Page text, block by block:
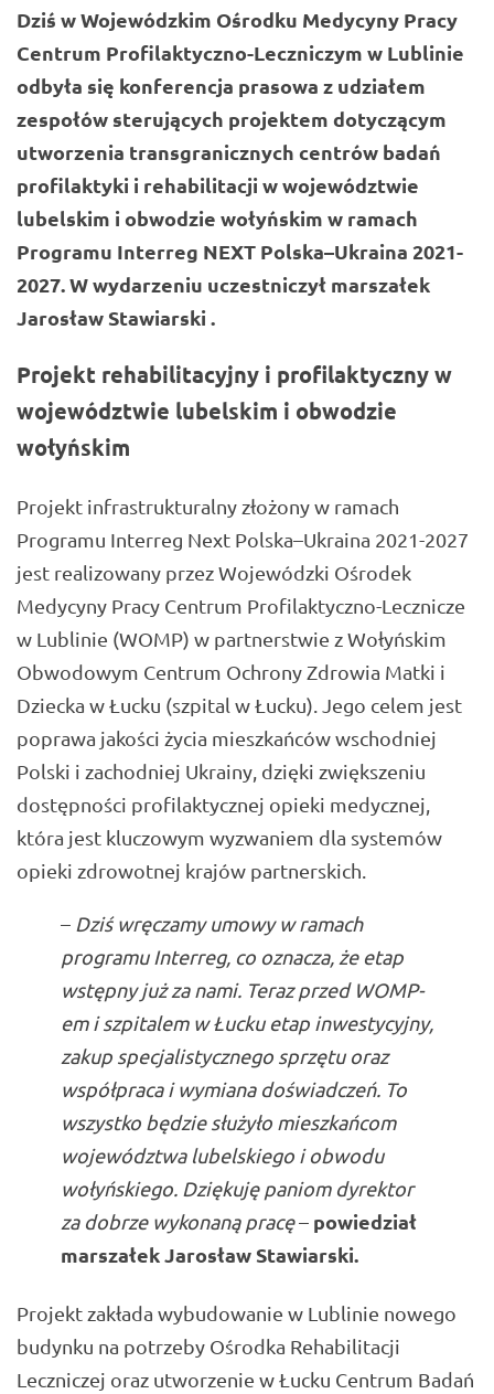
Dziś w Wojewódzkim Ośrodku Medycyny Pracy
Centrum Profilaktyczno-Leczniczym w Lublinie
odbyła się konferencja prasowa z udziałem
zespołów sterujących projektem dotyczącym
utworzenia transgranicznych centrów badań
profilaktyki i rehabilitacji w województwie
lubelskim i obwodzie wołyńskim w ramach
Programu Interreg NEXT Polska–Ukraina 2021-
2027.W wydarzeniu uczestniczył marszałek
Jarosław Stawiarski.
Projekt rehabilitacyjny i profilaktyczny w
województwie lubelskim i obwodzie
wołyńskim
Projekt infrastrukturalny złożony w ramach
Programu Interreg Next Polska–Ukraina 2021-2027
jest realizowany przez Wojewódzki Ośrodek
Medycyny Pracy Centrum Profilaktyczno-Lecznicze
w Lublinie (WOMP) w partnerstwie z Wołyńskim
Obwodowym Centrum Ochrony Zdrowia Matki i
Dziecka w Łucku (szpital w Łucku). Jego celem jest
poprawa jakości życia mieszkańców wschodniej
Polski i zachodniej Ukrainy, dzięki zwiększeniu
dostępności profilaktycznej opieki medycznej,
która jest kluczowym wyzwaniem dla systemów
opieki zdrowotnej krajów partnerskich.
– Dziś wręczamy umowy w ramach
programu Interreg, co oznacza, że etap
wstępny już za nami. Teraz przed WOMP-
em i szpitalem w Łucku etap inwestycyjny,
zakup specjalistycznego sprzętu oraz
współpraca i wymiana doświadczeń. To
wszystko będzie służyło mieszkańcom
województwa lubelskiego i obwodu
wołyńskiego. Dziękuję paniom dyrektor
za dobrze wykonaną pracę– powiedział
marszałekJarosław Stawiarski.
Projekt zakłada wybudowanie w Lublinie nowego
budynku na potrzeby Ośrodka Rehabilitacji
Leczniczej oraz utworzenie w Łucku Centrum Badań